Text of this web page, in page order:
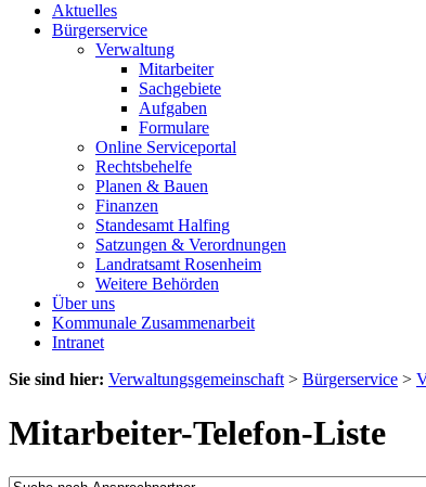
Aktuelles
Bürgerservice
Verwaltung
Mitarbeiter
Sachgebiete
Aufgaben
Formulare
Online Serviceportal
Rechtsbehelfe
Planen & Bauen
Finanzen
Standesamt Halfing
Satzungen & Verordnungen
Landratsamt Rosenheim
Weitere Behörden
Über uns
Kommunale Zusammenarbeit
Intranet
Sie sind hier: Verwaltungsgemeinschaft > Bürgerservice >
Mitarbeiter-Telefon-Liste